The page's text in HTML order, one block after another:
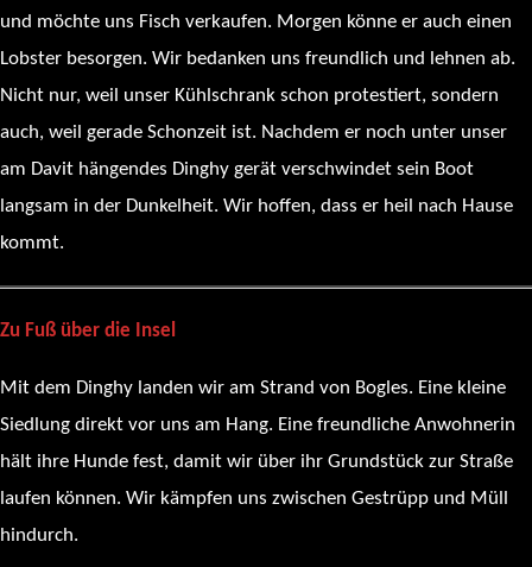
und möchte uns Fisch verkaufen. Morgen könne er auch einen
Lobster besorgen. Wir bedanken uns freundlich und lehnen ab.
Nicht nur, weil unser Kühlschrank schon protestiert, sondern
auch, weil gerade Schonzeit ist. Nachdem er noch unter unser
am Davit hängendes Dinghy gerät verschwindet sein Boot
langsam in der Dunkelheit. Wir hoffen, dass er heil nach Hause
kommt.
Zu Fuß über die Insel
Mit dem Dinghy landen wir am Strand von Bogles. Eine kleine
Siedlung direkt vor uns am Hang. Eine freundliche Anwohnerin
hält ihre Hunde fest, damit wir über ihr Grundstück zur Straße
laufen können. Wir kämpfen uns zwischen Gestrüpp und Müll
hindurch.